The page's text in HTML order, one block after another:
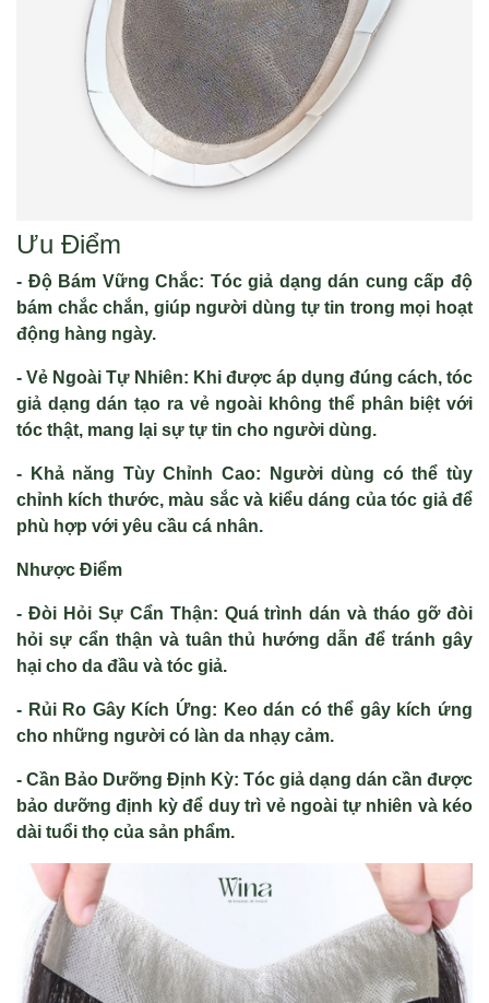
Ưu Điểm
- Độ Bám Vững Chắc: Tóc giả dạng dán cung cấp độ
bám chắc chắn, giúp người dùng tự tin trong mọi hoạt
động hàng ngày.
- Vẻ Ngoài Tự Nhiên: Khi được áp dụng đúng cách, tóc
giả dạng dán tạo ra vẻ ngoài không thể phân biệt với
tóc thật, mang lại sự tự tin cho người dùng.
- Khả năng Tùy Chỉnh Cao: Người dùng có thể tùy
chỉnh kích thước, màu sắc và kiểu dáng của tóc giả để
phù hợp với yêu cầu cá nhân.
Nhược Điểm
- Đòi Hỏi Sự Cẩn Thận: Quá trình dán và tháo gỡ đòi
hỏi sự cẩn thận và tuân thủ hướng dẫn để tránh gây
hại cho da đầu và tóc giả.
- Rủi Ro Gây Kích Ứng: Keo dán có thể gây kích ứng
cho những người có làn da nhạy cảm.
- Cần Bảo Dưỡng Định Kỳ: Tóc giả dạng dán cần được
bảo dưỡng định kỳ để duy trì vẻ ngoài tự nhiên và kéo
dài tuổi thọ của sản phẩm.